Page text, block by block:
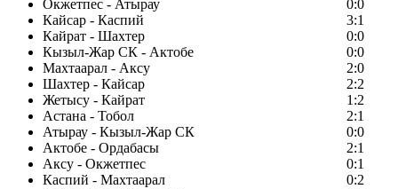
Окжетпес - Атырау
0:0
Кайсар - Каспий
3:1
Кайрат - Шахтер
0:0
Кызыл-Жар СК - Актобе
0:0
Махтаарал - Аксу
2:0
Шахтер - Кайсар
2:2
Жетысу - Кайрат
1:2
Астана - Тобол
2:1
Атырау - Кызыл-Жар СК
0:0
Актобе - Ордабасы
2:1
Аксу - Окжетпес
0:1
Каспий - Махтаарал
0:2